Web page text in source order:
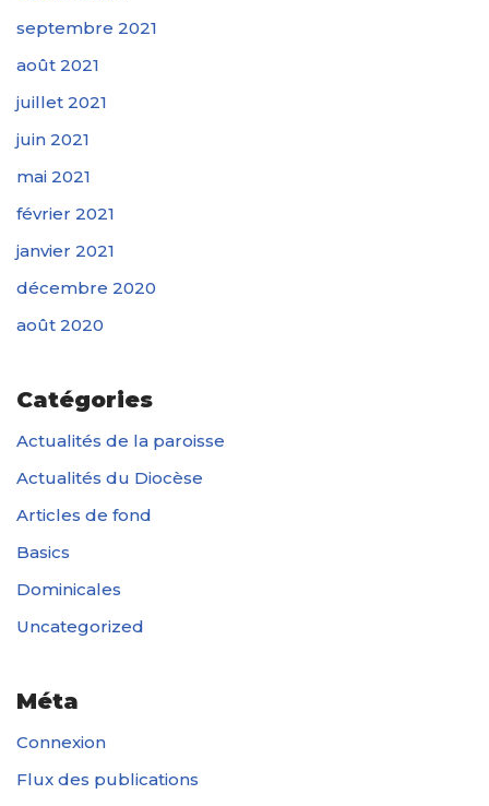
septembre 2021
août 2021
juillet 2021
juin 2021
mai 2021
février 2021
janvier 2021
décembre 2020
août 2020
Catégories
Actualités de la paroisse
Actualités du Diocèse
Articles de fond
Basics
Dominicales
Uncategorized
Méta
Connexion
Flux des publications